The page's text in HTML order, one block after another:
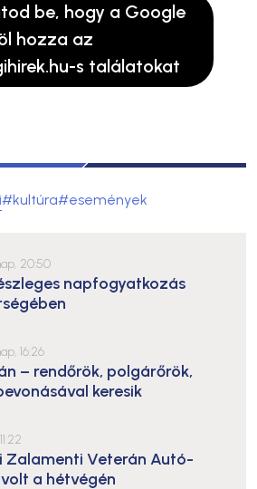
be, hogy a Google
hozza az
s találatokat
#kultúra#események
20:50
napfogyatkozás
16:26
– rendőrök, polgárőrök,
keresik
Zalamenti Veterán Autó-
a hétvégén